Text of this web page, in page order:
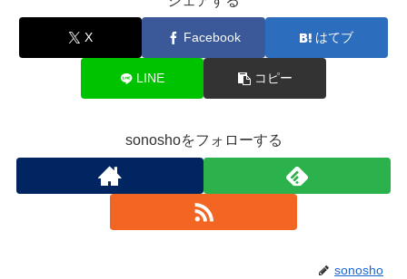
X Facebook はてブ
LINE コピー
sonoshoをフォローする
sonosho